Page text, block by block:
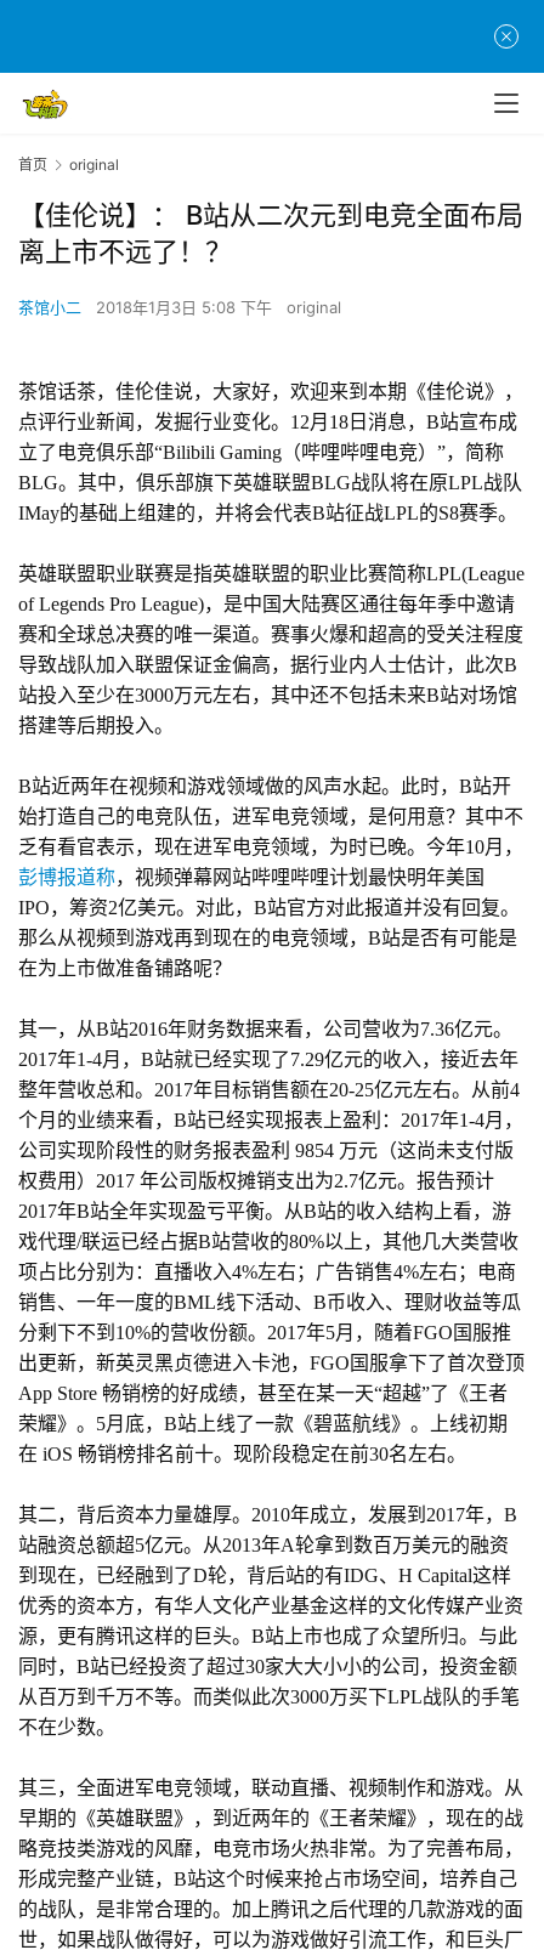
首
页
游
茶
创
游
戏
业
界
手
机
游
戏
单
机
游
休
闲
游
戏
2
0
5
第
十
三
届
金
首页 original
【佳伦说】： B站从二次元到电竞全面布局
离上市不远了！？
茶馆小二 2018年1月3日 5:08 下午 original
茶馆话茶，佳伦佳说，大家好，欢迎来到本期《佳伦说》，
点评行业新闻，发掘行业变化。 12月18日消息，B站宣布成
立了电竞俱乐部“Bilibili Gaming（哔哩哔哩电竞）”，简称
BLG。其中，俱乐部旗下英雄联盟BLG战队将在原LPL战队
IMay的基础上组建的，并将会代表B站征战LPL的S8赛季。
英雄联盟职业联赛是指英雄联盟的职业比赛简称LPL(League
of Legends Pro League)，是中国大陆赛区通往每年季中邀请
赛和全球总决赛的唯一渠道。赛事火爆和超高的受关注程度
导致战队加入联盟保证金偏高，据行业内人士估计，此次B
站投入至少在3000万元左右，其中还不包括未来B站对场馆
搭建等后期投入。
B站近两年在视频和游戏领域做的风声水起。此时，B站开
始打造自己的电竞队伍，进军电竞领域，是何用意？其中不
乏有看官表示，现在进军电竞领域，为时已晚。今年10月，
彭博报道称， 视频弹幕网站哔哩哔哩计划最快明年美国
IPO，筹资2亿美元。对此，B站官方对此报道并没有回复。
那么从视频到游戏再到现在的电竞领域，B站是否有可能是
在为上市做准备铺路呢？
其一，从B站2016年财务数据来看，公司营收为7.36亿元。
2017年1-4月，B站就已经实现了7.29亿元的收入，接近去年
整年营收总和。2017年目标销售额在20-25亿元左右。从前4
个月的业绩来看，B站已经实现报表上盈利：2017年1-4月，
公司实现阶段性的财务报表盈利 9854 万元（这尚未支付版
权费用）2017 年公司版权摊销支出为2.7亿元。报告预计
2017年B站全年实现盈亏平衡。从B站的收入结构上看，游
戏代理/联运已经占据B站营收的80%以上，其他几大类营收
项占比分别为：直播收入4%左右；广告销售4%左右；电商
销售、一年一度的BML线下活动、B币收入、理财收益等瓜
分剩下不到10%的营收份额。2017年5月，随着FGO国服推
出更新，新英灵黑贞德进入卡池，FGO国服拿下了首次登顶
App Store 畅销榜的好成绩，甚至在某一天“超越”了《王者
荣耀》。5月底，B站上线了一款《碧蓝航线》。上线初期
在 iOS 畅销榜排名前十。现阶段稳定在前30名左右。
其二，背后资本力量雄厚。2010年成立，发展到2017年，B
站融资总额超5亿元。从2013年A轮拿到数百万美元的融资
到现在，已经融到了D轮，背后站的有IDG、H Capital这样
优秀的资本方，有华人文化产业基金这样的文化传媒产业资
源，更有腾讯这样的巨头。B站上市也成了众望所归。与此
同时，B站已经投资了超过30家大大小小的公司，投资金额
从百万到千万不等。而类似此次3000万买下LPL战队的手笔
不在少数。
其三，全面进军电竞领域，联动直播、视频制作和游戏。从
早期的《英雄联盟》，到近两年的《王者荣耀》，现在的战
略竞技类游戏的风靡，电竞市场火热非常。为了完善布局，
形成完整产业链，B站这个时候来抢占市场空间，培养自己
的战队，是非常合理的。加上腾讯之后代理的几款游戏的面
世，如果战队做得好，可以为游戏做好引流工作，和巨头厂